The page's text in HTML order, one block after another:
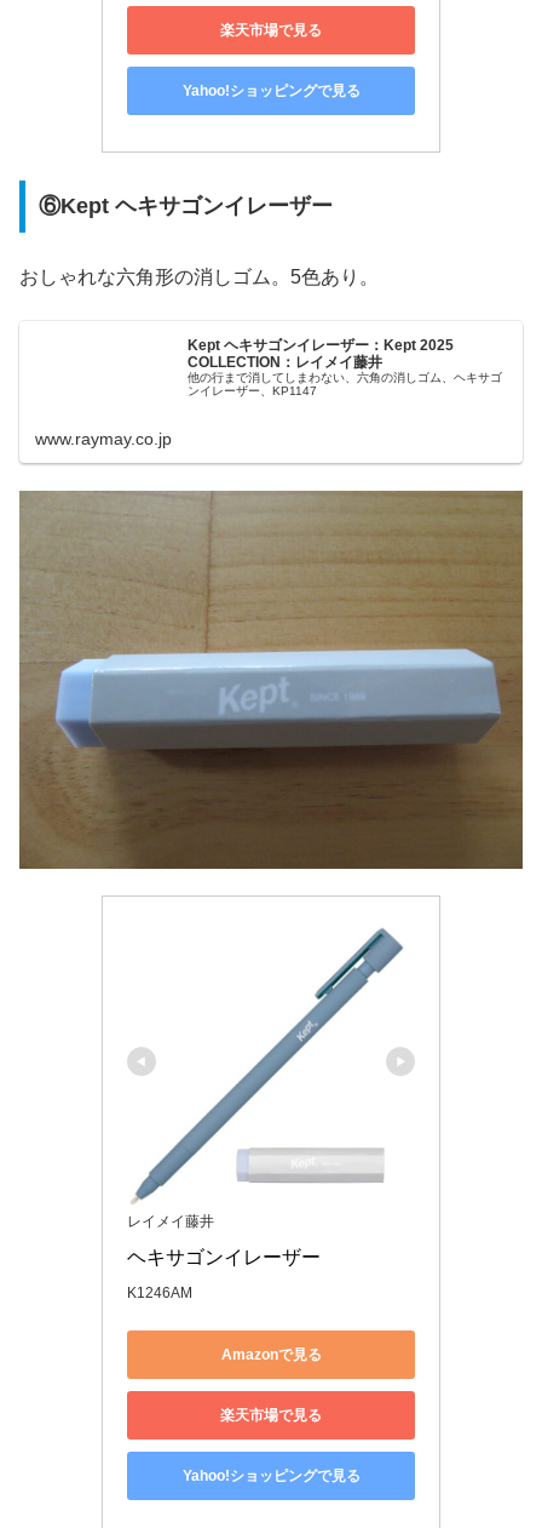
楽天市場で見る
Yahoo!ショッピングで見る
⑥Kept ヘキサゴンイレーザー
おしゃれな六角形の消しゴム。5色あり。
Kept ヘキサゴンイレーザー：Kept 2025
COLLECTION：レイメイ藤井
他の行まで消してしまわない、六角の消しゴム、ヘキサゴ
ンイレーザー、KP1147
www.raymay.co.jp
レイメイ藤井
ヘキサゴンイレーザー
K1246AM
Amazonで見る
楽天市場で見る
Yahoo!ショッピングで見る